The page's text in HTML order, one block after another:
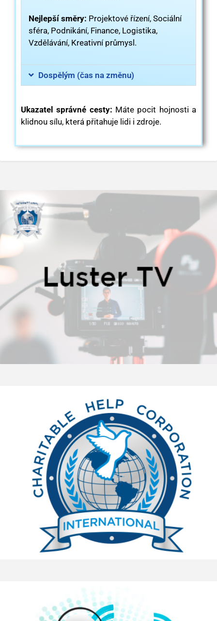
Nejlepší směry: Projektové řízení, Sociální
sféra, Podnikání, Finance, Logistika,
Vzdělávání, Kreativní průmysl.
Dospělým (čas na změnu)
Ukazatel správné cesty: Máte pocit hojnosti a
klidnou sílu, která přitahuje lidi i zdroje.